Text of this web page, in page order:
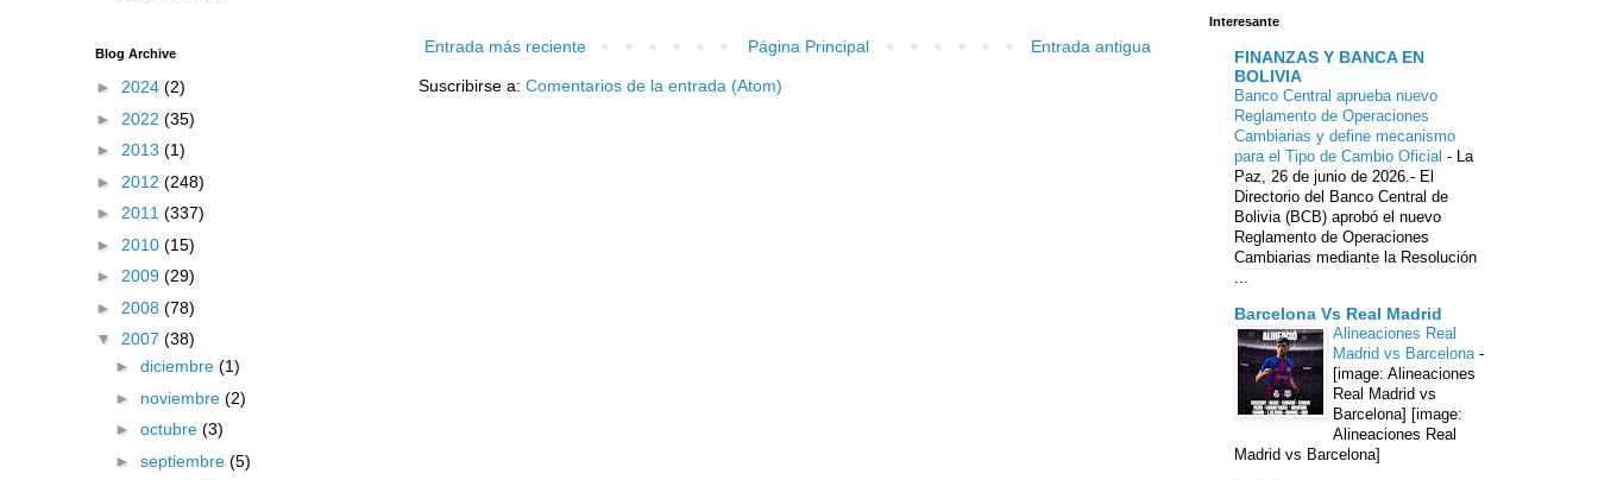
Entrada más reciente Entrada antigua
Página Principal
Suscribirse a: Comentarios de la entrada (Atom)
Blog Archive
► 2024 (2)
► 2022 (35)
► 2013 (1)
► 2012 (248)
► 2011 (337)
► 2010 (15)
► 2009 (29)
► 2008 (78)
▼ 2007 (38)
►diciembre(1)
► noviembre(2)
►octubre(3)
►septiembre(5)
Interesante
FINANZAS Y BANCA EN
BOLIVIA
Banco Central aprueba nuevo
Reglamento de Operaciones
Cambiarias y define mecanismo
para el Tipo de Cambio Oficial - La
Paz, 26 de junio de 2026.- El
Directorio del Banco Central de
Bolivia (BCB) aprobó el nuevo
Reglamento de Operaciones
Cambiarias mediante la Resolución
...
Barcelona Vs Real Madrid
Alineaciones Real
Madrid vs Barcelona -
[image: Alineaciones
Real Madrid vs
Barcelona] [image:
Alineaciones Real
Madrid vs Barcelona]